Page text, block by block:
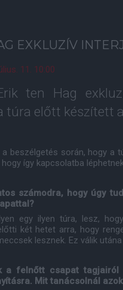
EXKLUZÍV
11. 10:00
ten Hag
túra előtt készített
beszélgetés során, hogy
így kapcsolatba
számodra, hogy úgy
egy ilyen túra, lesz,
két hetet arra, hogy
lesznek. Ez válik
a felnőtt csapat tagjairól
Mit tanácsolnál